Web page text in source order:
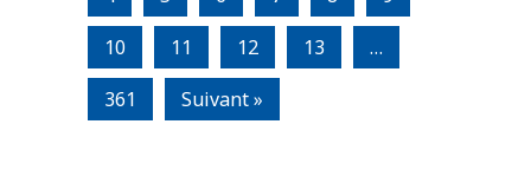
10
11 12 13
…
361
Suivant »